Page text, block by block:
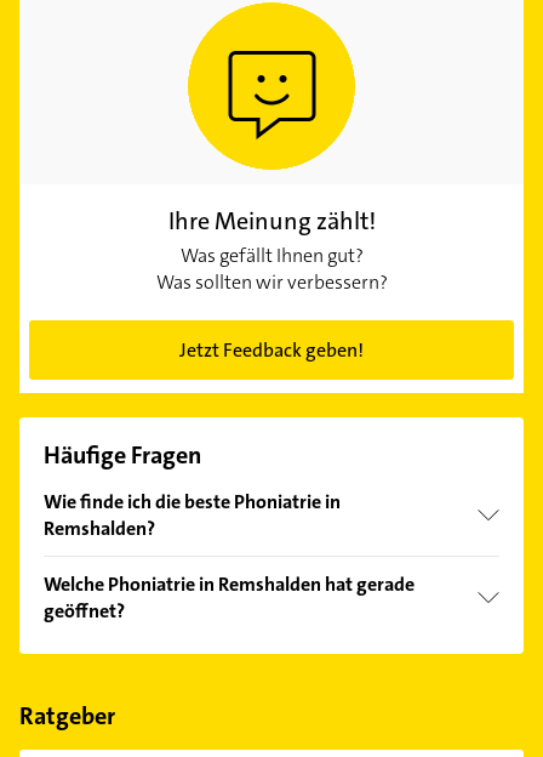
Ihre Meinung zählt!
Was gefällt Ihnen gut?
Was sollten wir verbessern?
Jetzt Feedback geben!
Häufige Fragen
Wie finde ich die beste Phoniatrie in
Remshalden?
Kundenmeinungen und profitieren Sie von den
Empfehlungen. Die Suchergebnisse können Sie sich
einfach nachBewertungensortiert anzeigen lassen.
Welche Phoniatrie in Remshalden hat gerade
geöffnet?
Im Anbieter-Bereich finden Sie alleÖffnungszeiten.
Feiertagen abweichen können.
Ratgeber